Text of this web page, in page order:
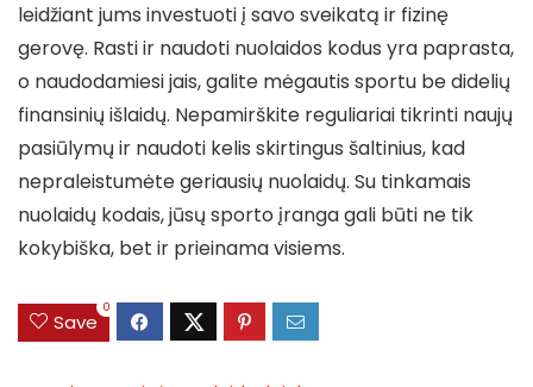
leidžiant jums investuoti į savo sveikatą ir fizinę
gerovę. Rasti ir naudoti nuolaidos kodus yra paprasta,
o naudodamiesi jais, galite mėgautis sportu be didelių
finansinių išlaidų. Nepamirškite reguliariai tikrinti naujų
pasiūlymų ir naudoti kelis skirtingus šaltinius, kad
nepraleistumėte geriausių nuolaidų. Su tinkamais
nuolaidų kodais, jūsų sporto įranga gali būti ne tik
kokybiška, bet ir prieinama visiems.
Save
0